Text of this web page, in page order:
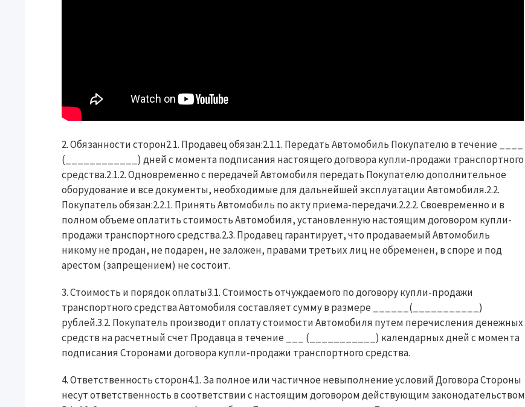
2. Обязанности сторон2.1. Продавец обязан:2.1.1. Передать Автомобиль Покупателю в течение ____
(____________) дней с момента подписания настоящего договора купли-продажи транспортного
средства.2.1.2. Одновременно с передачей Автомобиля передать Покупателю дополнительное
оборудование и все документы, необходимые для дальнейшей эксплуатации Автомобиля.2.2.
Покупатель обязан:2.2.1. Принять Автомобиль по акту приема-передачи.2.2.2. Своевременно и в
полном объеме оплатить стоимость Автомобиля, установленную настоящим договором купли-
продажи транспортного средства.2.3. Продавец гарантирует, что продаваемый Автомобиль
никому не продан, не подарен, не заложен, правами третьих лиц не обременен, в споре и под
арестом (запрещением) не состоит.
3. Стоимость и порядок оплаты3.1. Стоимость отчуждаемого по договору купли-продажи
транспортного средства Автомобиля составляет сумму в размере ______(___________)
рублей.3.2. Покупатель производит оплату стоимости Автомобиля путем перечисления денежных
средств на расчетный счет Продавца в течение ___ (___________) календарных дней с момента
подписания Сторонами договора купли-продажи транспортного средства.
4. Ответственность сторон4.1. За полное или частичное невыполнение условий Договора Стороны
несут ответственность в соответствии с настоящим договором действующим законодательством